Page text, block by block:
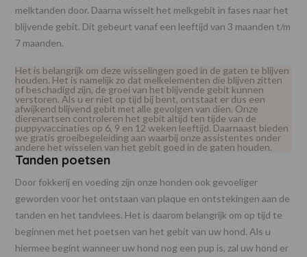
melktanden door. Daarna wisselt het melkgebit in fases naar het
blijvende gebit. Dit gebeurt vanaf een leeftijd van 3 maanden t/m
7 maanden.
Het is belangrijk om deze wisselingen goed in de gaten te blijven
houden. Het is namelijk zo dat melkelementen die blijven zitten
of beschadigd zijn, de groei van het blijvende gebit kunnen
verstoren. Als u er niet op tijd bij bent, ontstaat er dus een
afwijkend blijvend gebit met alle gevolgen van dien. Onze
dierenartsen controleren het gebit altijd ten tijde van de
puppyvaccinaties op 6, 9 en 12 weken leeftijd. Daarnaast bieden
we gratis groeibegeleiding aan waarbij onze assistentes onder
andere het wisselen van het gebit goed in de gaten houden.
Tanden poetsen
Door fokkerij en voeding zijn onze honden ook gevoeliger
geworden voor het ontstaan van plaque en ontstekingen aan de
tanden en het tandvlees. Het is daarom belangrijk om op tijd te
beginnen met het poetsen van het gebit van uw hond. Als u
hiermee begint wanneer uw hond nog een pup is, zal uw hond er